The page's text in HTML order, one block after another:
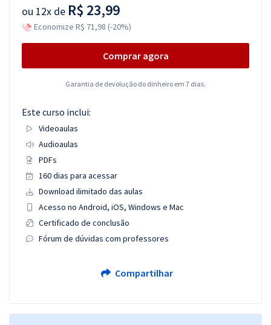
ou 12x de R$ 23,99
Economize R$ 71,98 (-20%)
Comprar agora
Garantia de devolução do dinheiro em 7 dias.
Este curso inclui:
Videoaulas
Audioaulas
PDFs
160 dias para acessar
Download ilimitado das aulas
Acesso no Android, iOS, Windows e Mac
Certificado de conclusão
Fórum de dúvidas com professores
Compartilhar